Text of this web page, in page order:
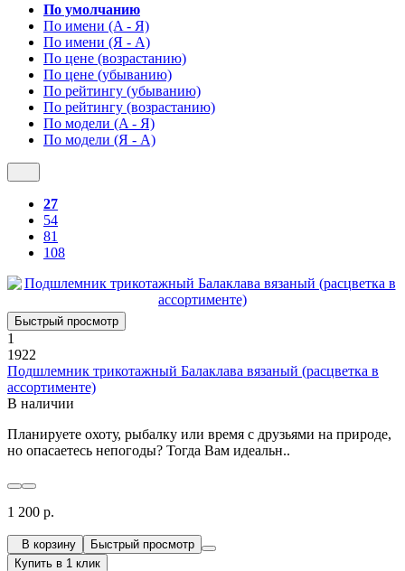
По умолчанию
По имени (A - Я)
По имени (Я - A)
По цене (возрастанию)
По цене (убыванию)
По рейтингу (убыванию)
По рейтингу (возрастанию)
По модели (A - Я)
По модели (Я - A)
27
54
81
108
Быстрый просмотр
1
1922
Подшлемник трикотажный Балаклава вязаный (расцветка в
ассортименте)
В наличии
Планируете охоту, рыбалку или время с друзьями на природе,
но опасаетесь непогоды? Тогда Вам идеальн..
1 200 р.
В корзину
Быстрый просмотр
Купить в 1 клик